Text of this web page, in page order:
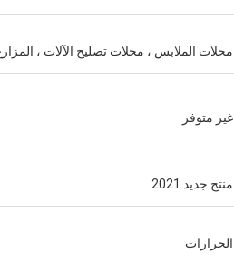
محلات الملابس ، محلات تصليح الآلات ،
غير متوفر
منتج جديد 2021
الجرارات